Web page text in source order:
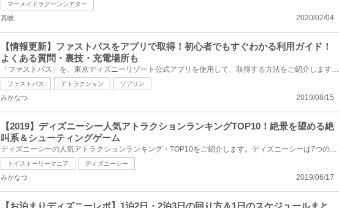
マーメイドラグーンシアター
2020/02/04
真岐
【情報更新】ファストパスをアプリで取得！初心者でもすぐわかる利用ガイド！
よくある質問・裏技・充電場所も
「ファストパス」を、東京ディズニーリゾート公式アプリを使用して、取得する方法をご紹介します。2019...
ファストパス アトラクション ソアリン
2019/08/15
みかなつ
【2019】ディズニーシー人気アトラクションランキングTOP10！絶景を望める絶
叫系＆シューティングゲーム
ディズニーシーの人気アトラクションランキング・TOP10をご紹介します。ディズニーシーは7つのテーマポ...
トイストーリーマニア ディズニーシー
2019/06/17
みかなつ
【お泊まりディズニーレポ】1泊2日・2泊3日の回り方＆1日のスケジュールまと